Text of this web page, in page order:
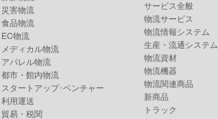
災害物流
食品物流
EC物流
メディカル物流
アパレル物流
都市・館内物流
スタートアップ･ベンチャー
利用運送
貿易・税関
サービス全般
物流サービス
物流情報システム
生産・流通システム
物流資材
物流機器
物流関連商品
新商品
トラック